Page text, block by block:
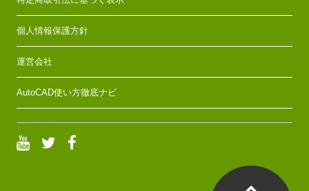
個人情報保護方針
運営会社
AutoCAD使い方徹底ナビ